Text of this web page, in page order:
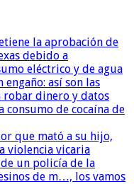
la aprobación de
debido a
eléctrico y de agua
así son las
robar dinero y datos
de cocaína de
que mató a su hijo,
violencia vicaria
un policía de la
de m…, los vamos